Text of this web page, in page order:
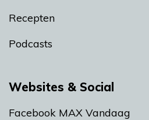
Recepten
Podcasts
Websites & Social
Facebook MAX Vandaag